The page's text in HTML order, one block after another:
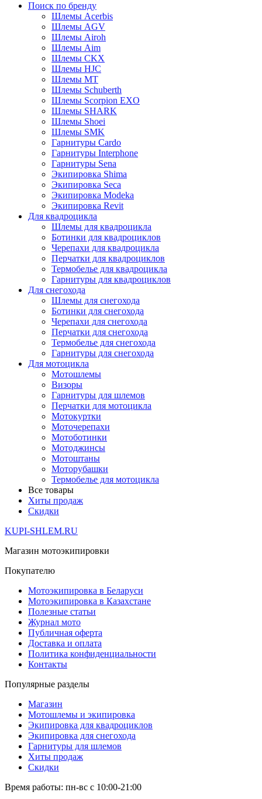
Поиск по бренду
Шлемы Acerbis
Шлемы AGV
Шлемы Airoh
Шлемы Aim
Шлемы CKX
Шлемы HJC
Шлемы MT
Шлемы Schuberth
Шлемы Scorpion EXO
Шлемы SHARK
Шлемы Shoei
Шлемы SMK
Гарнитуры Cardo
Гарнитуры Interphone
Гарнитуры Sena
Экипировка Shima
Экипировка Seca
Экипировка Modeka
Экипировка Revit
Для квадроцикла
Шлемы для квадроцикла
Ботинки для квадроциклов
Черепахи для квадроцикла
Перчатки для квадроциклов
Термобелье для квадроцикла
Гарнитуры для квадроциклов
Для снегохода
Шлемы для снегохода
Ботинки для снегохода
Черепахи для снегохода
Перчатки для снегохода
Термобелье для снегохода
Гарнитуры для снегохода
Для мотоцикла
Мотошлемы
Визоры
Гарнитуры для шлемов
Перчатки для мотоцикла
Мотокуртки
Моточерепахи
Мотоботинки
Мотоджинсы
Мотоштаны
Моторубашки
Термобелье для мотоцикла
Все товары
Хиты продаж
Скидки
KUPI-SHLEM.RU
Магазин мотоэкипировки
Покупателю
Мотоэкипировка в Беларуси
Мотоэкипировка в Казахстане
Полезные статьи
Журнал мото
Публичная оферта
Доставка и оплата
Политика конфиденциальности
Контакты
Популярные разделы
Магазин
Мотошлемы и экипировка
Экипировка для квадроциклов
Экипировка для снегохода
Гарнитуры для шлемов
Хиты продаж
Скидки
Время работы: пн-вс с 10:00-21:00